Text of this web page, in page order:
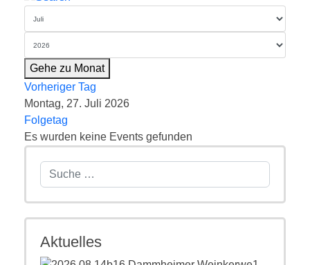
Gehe zu Monat
Vorheriger Tag
Montag, 27. Juli 2026
Folgetag
Es wurden keine Events gefunden
Suchen
Aktuelles